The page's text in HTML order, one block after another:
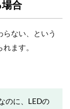
合
ない、という
れます。
のに、LEDの